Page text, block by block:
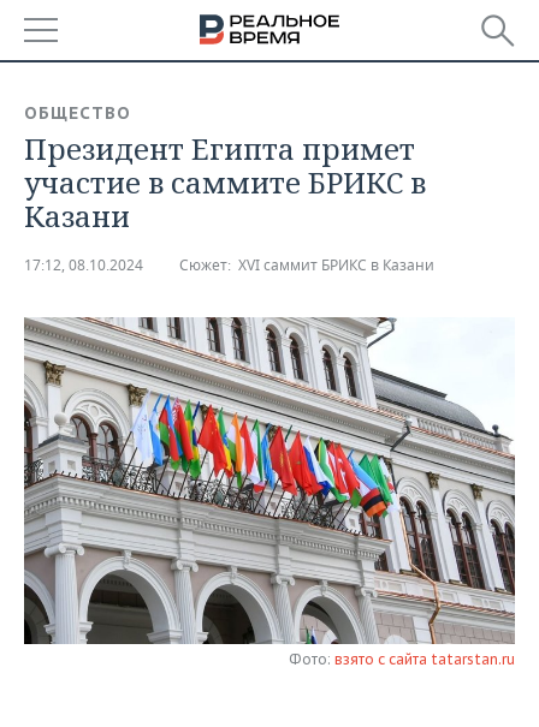
БАШКОРТОСТАН
ТАТАРСТАН
НОВОСТИ
АНАЛИТИКА
КОРОЛИ ГОСЗАКАЗА ПФО
ВУЗЫ ТАТАРСТАНА
КОМУ ПРИНАДЛЕЖАТ
ТОРГОВЫЕ ЦЕНТРЫ
ТАТАРСТАНА
ФИНАНСЫ
БАНКИ
БЮДЖЕТ
ИНВЕСТИЦИИ
НОВОСТИ
ПРОМЫШЛЕННОСТИ
АГРОПРОМ
МАШИНОСТРОЕНИЕ
НЕФТЕХИМИЯ
НЕФТЬ
НЕДВИЖИМОСТЬ
НОВОСТИ НЕДВИЖИМОСТИ
АВТО
НОВОСТИ АВТО
БИЗНЕС
НОВОСТИ БИЗНЕСА
РОЗНИЧНАЯ ТОРГОВЛЯ
ТРАНСПОРТ
ТЕХНОЛОГИИ
НОВОСТИ ТЕХНОЛОГИЙ
IT
МЕРОПРИЯТИЯ
НОВОСТИ МЕРОПРИЯТИЙ
СПОРТ
ОБЩЕСТВО
Президент Египта примет
участие в саммите БРИКС в
Казани
17:12, 08.10.2024 Сюжет: XVI саммит БРИКС в Казани
Фото: взято с сайта tatarstan.ru